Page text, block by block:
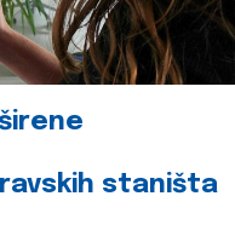
staništa